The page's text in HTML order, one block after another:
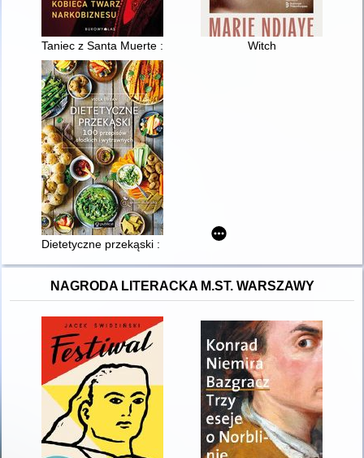
Taniec z Santa Muerte : kobieca twarz narkobiznesu
Witch
Dietetyczne przekąski : 100 przepisów słodkich i wytrawnych
NAGRODA LITERACKA M.ST. WARSZAWY